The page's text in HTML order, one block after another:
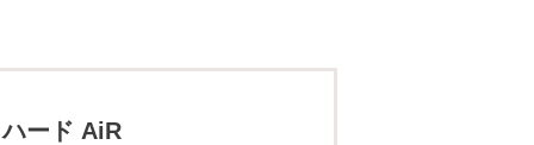
ード AiR